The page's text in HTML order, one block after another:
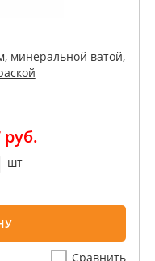
минеральной ватой,
руб.
шт
Сравнить